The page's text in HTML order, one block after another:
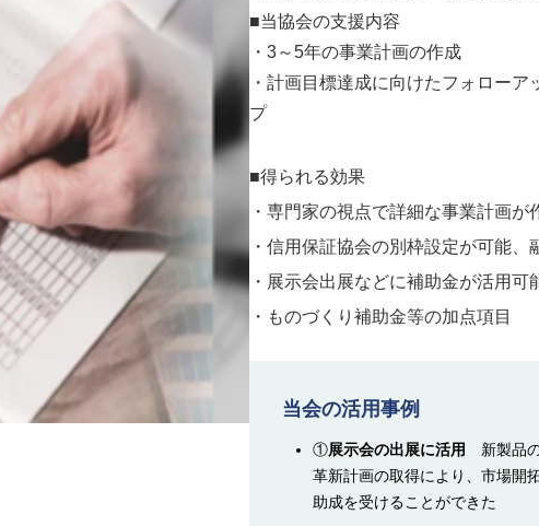
■当協会の支援内容
・3～5年の事業計画の作成
・計画目標達成に向けたフォローア
■得られる効果
・専門家の視点で詳細な事業計画が
・信用保証協会の別枠設定が可能、
・展示会出展などに補助金が活用可
・ものづくり補助金等の加点項目
当会の活用事例
①展示会の出展に活用
新製品
革新計画の取得により、市場
助成を受けることができた